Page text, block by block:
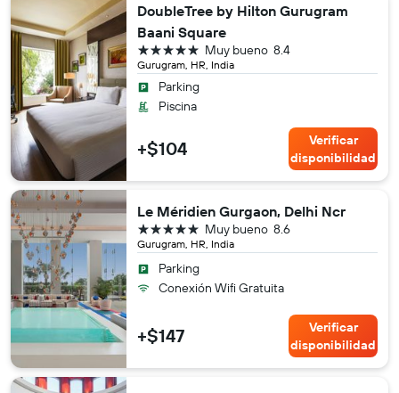
DoubleTree by Hilton Gurugram
Baani Square
Gurugram, HR, India
8.4
Muy bueno
5 estrellas
Parking
Piscina
+$104
Verificar
disponibilidad
Le Méridien Gurgaon, Delhi Ncr
Gurugram, HR, India
8.6
Muy bueno
5 estrellas
Parking
Conexión Wifi Gratuita
+$147
Verificar
disponibilidad